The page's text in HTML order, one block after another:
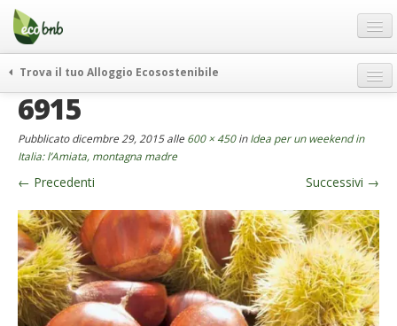
Menu
Salta
contenuto
Offerte Speciali
Regali
FAQ
Chi Siamo
Partner
Contatti
Italiano
German
Trova il tuo Alloggio Ecosostenibile
weekend green
curiosità
vivere e viaggiare verde
news ed eventi
ecohotel
rassegna stampa
6915
Pubblicatodicembre 29, 2015alle 600 × 450inIdea per un weekend in
Italia: l’Amiata, montagna madre
← Precedenti Successivi →